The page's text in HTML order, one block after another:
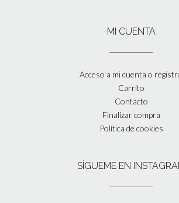
MI CUENTA
Acceso a mi cuenta o
Carrito
Contacto
Finalizar compra
Política de cookies
SÍGUEME EN